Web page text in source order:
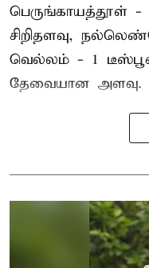
பெருங்காயத்தூள்
சிறிதளவு,
வெல்லம் - 1 டீஸ்பூன்
தேவையான அளவு.